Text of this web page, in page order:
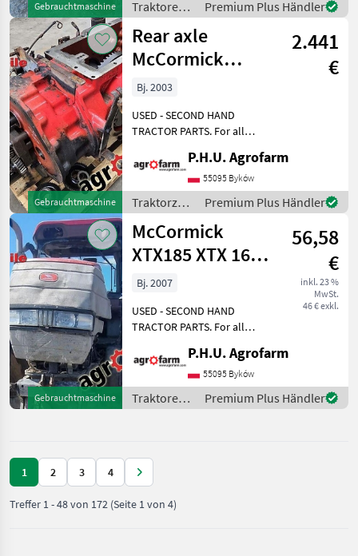
Gebrauchtmaschine
Bei weiteren fragen
kontaktieren
Traktoren /
McCormick
Premium Plus Händler
Gebrauchtmaschine
Rear axle
McCormick
MTX155
2.441
€
Bj. 2003
USED - SECOND HAND
TRACTOR PARTS. For all
message by e-mail either
whatsapp. TRAKTOR -
SCHLEPPER ERSATZTEILE.
Bei weiteren fragen
kontaktieren
P.H.U. Agrofarm
55095 Byków
Traktorzubehör
/
McCormick
Premium Plus Händler
Gebrauchtmaschine
McCormick
XTX185 XTX 165
xtx200 parts,
pieces
56,58
€
inkl. 23 %
MwSt.
46 € exkl.
Bj. 2007
USED - SECOND HAND
TRACTOR PARTS. For all
message by e-mail either
whatsapp. TRAKTOR -
SCHLEPPER ERSATZTEILE.
Bei weiteren fragen
P.H.U. Agrofarm
55095 Byków
Traktoren /
McCormick
Premium Plus Händler
1 2 3 4
Treffer 1-48von 172 (Seite 1 von 4)